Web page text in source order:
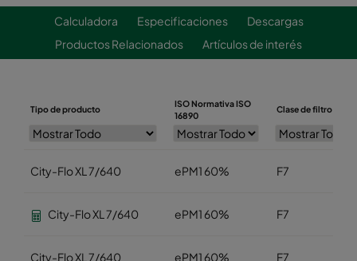
Calculadora Especificaciones
Descargas
Productos Relacionados
Artículos de interés
Tipo de producto
ISO Normativa ISO
16890
Clase de filtro
City-Flo XL 7/640 ePM1 60% F7
City-Flo XL 7/640 ePM1 60% F7
City-Flo XL 7/640 ePM1 60% F7